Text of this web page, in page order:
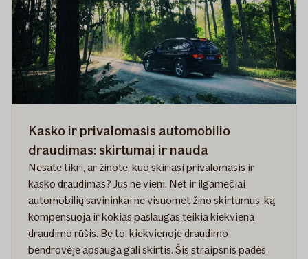
Kasko ir privalomasis automobilio
draudimas: skirtumai ir nauda
Nesate tikri, ar žinote, kuo skiriasi privalomasis ir
kasko draudimas? Jūs ne vieni. Net ir ilgamečiai
automobilių savininkai ne visuomet žino skirtumus, ką
kompensuoja ir kokias paslaugas teikia kiekviena
draudimo rūšis. Be to, kiekvienoje draudimo
bendrovėje apsauga gali skirtis. Šis straipsnis padės